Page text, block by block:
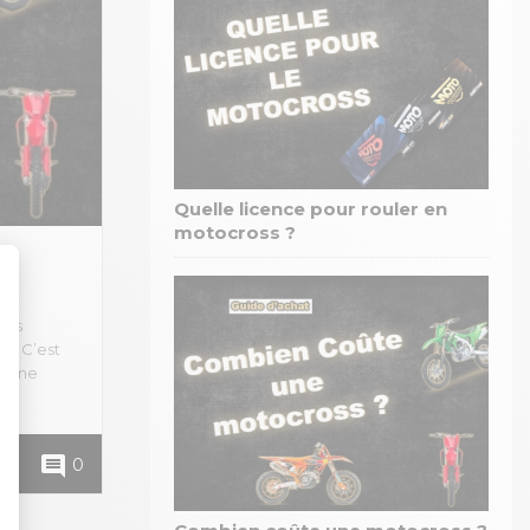
C’est
une
comment 0
Quelle licence pour rouler en
motocross ?